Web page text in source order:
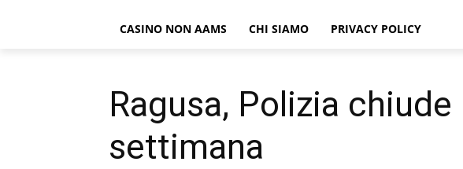
CASINO NON AAMS CHI SIAMO PRIVACY POLICY
Ragusa, Polizia
settimana